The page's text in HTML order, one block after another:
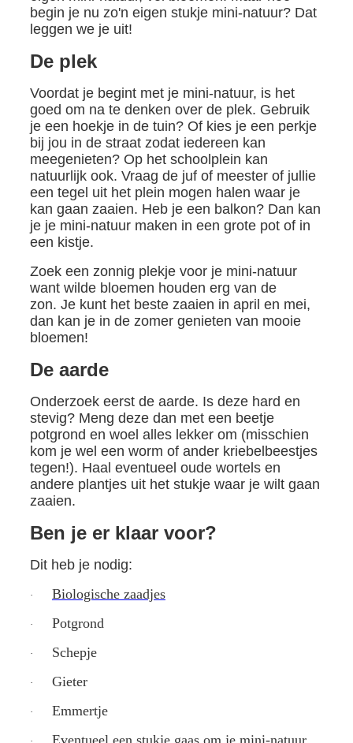
begin je nu zo'n eigen stukje mini-natuur? Dat
leggen we je uit!
De plek
Voordat je begint met je mini-natuur, is het
goed om na te denken over de plek. Gebruik
je een hoekje in de tuin? Of kies je een perkje
bij jou in de straat zodat iedereen kan
meegenieten? Op het schoolplein kan
natuurlijk ook. Vraag de juf of meester of jullie
een tegel uit het plein mogen halen waar je
kan gaan zaaien. Heb je een balkon? Dan kan
je je mini-natuur maken in een grote pot of in
een kistje.
Zoek een zonnig plekje voor je mini-natuur
want wilde bloemen houden erg van de
zon. Je kunt het beste zaaien in april en mei,
dan kan je in de zomer genieten van mooie
bloemen!
De aarde
Onderzoek eerst de aarde. Is deze hard en
stevig? Meng deze dan met een beetje
potgrond en woel alles lekker om (misschien
kom je wel een worm of ander kriebelbeestjes
tegen!). Haal eventueel oude wortels en
andere plantjes uit het stukje waar je wilt gaan
zaaien.
Ben je er klaar voor?
Dit heb je nodig:
· Biologische zaadjes
· Potgrond
· Schepje
· Gieter
· Emmertje